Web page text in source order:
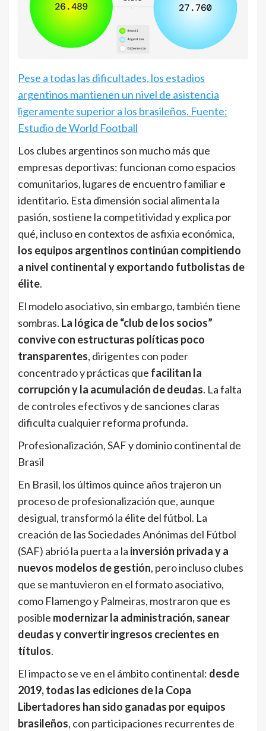
Pese a todas las dificultades, los estadios
argentinos mantienen un nivel de asistencia
ligeramente superior a los brasileños. Fuente:
Estudio de World Football
Los clubes argentinos son mucho más que
empresas deportivas: funcionan como espacios
comunitarios, lugares de encuentro familiar e
identitario. Esta dimensión social alimenta la
pasión, sostiene la competitividad y explica por
qué, incluso en contextos de asfixia económica,
los equipos argentinos continúan compitiendo
a nivel continental y exportando futbolistas de
élite.
El modelo asociativo, sin embargo, también tiene
sombras. La lógica de “club de los socios”
convive con estructuras políticas poco
transparentes, dirigentes con poder
concentrado y prácticas que facilitan la
corrupción y la acumulación de deudas. La falta
de controles efectivos y de sanciones claras
dificulta cualquier reforma profunda.
Profesionalización, SAF y dominio continental de
Brasil
En Brasil, los últimos quince años trajeron un
proceso de profesionalización que, aunque
desigual, transformó la élite del fútbol. La
creación de las Sociedades Anónimas del Fútbol
(SAF) abrió la puerta a la inversión privada y a
nuevos modelos de gestión, pero incluso clubes
que se mantuvieron en el formato asociativo,
como Flamengo y Palmeiras, mostraron que es
posible modernizar la administración, sanear
deudas y convertir ingresos crecientes en
títulos.
El impacto se ve en el ámbito continental: desde
2019, todas las ediciones de la Copa
Libertadores han sido ganadas por equipos
brasileños, con participaciones recurrentes de